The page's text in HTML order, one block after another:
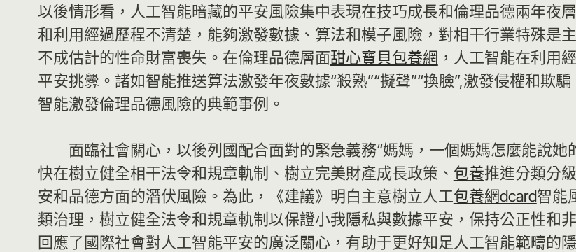
以後情形看，人工智能暗藏的平安風險集中表現在技巧成長和倫理品德兩年夜
和利用經過歷程不清楚，能夠激發數據、算法和模子風險，對相干行業特殊是
不成估計的性命財富喪失。在倫理品德層面甜心寶貝包養網 ，人工智能在利用
平安挑釁。諸如智能推送算法激發年夜數據“殺熟”“擬聲”“換臉”,激發侵權和欺
智能激發倫理品德風險的典範事例。
面臨社會關心，以後列國配合面對的緊急義務“媽媽，一個媽媽怎麼能說
快在樹立健全相干法令和規章軌制、樹立完美財產成長政策、 包養推進分類分
安和品德方面的潛伏風險。為此，《建議》明白主意樹立人工包養網dcard智能
類治理，樹立健全法令和規章軌制以保證小我隱私與數據平安，保持公正性和
回應了國際社會對人工智能平安的廣泛關心，有助于更好知足人工智能範疇的